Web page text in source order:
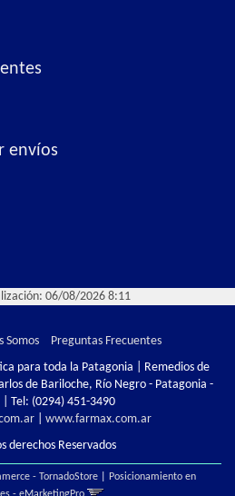
envíos
06/08/2026 8:11
Somos
Preguntas Frecuentes
para toda la Patagonia | Remedios de
de Bariloche, Río Negro - Patagonia -
Tel: (0294) 451-3490
| www.farmax.com.ar
derechos Reservados
- TornadoStore| Posicionamiento en